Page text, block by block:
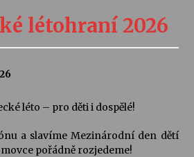
Ensemble
2026
výstavy Josefíny Duškové: Stávám se
muzikanti
2026
létohraní 2026
léto – pro děti i dospělé!
a slavíme Mezinárodní den dětí
pořádně rozjedeme!